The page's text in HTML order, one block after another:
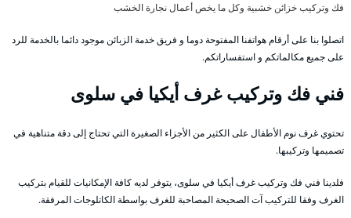
فك وتركيب خزائن خشبية وكل ما يخص أعمال نجارة الخشب
اتصلوا بنا على أرقام هواتفنا المفتوحة دوما و فريق خدمة الزبائن موجود دائما بالخدمة للرد
على جميع مكالماتكم و استفساراتكم.
فني فك وتركيب غرف أيكيا في سلوى
تحتوي غرف نوم الأطفال على الكثير من الأجزاء الصغيرة التي تحتاج إلى دقة متناهية في
تصميمها وتركيبها.
فلدينا فني فك وتركيب غرف أيكيا في سلوى، يتوفر لديه كافة الإمكانيات للقيام بتركيب
الغرف وفقا للتركيب آت الصحيحة المصاحبة للغرف بواسطة الكاتلوجات المرفقة.